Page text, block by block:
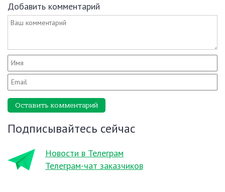
Добавить комментарий
Оставить комментарий
Подписывайтесь сейчас
Новости в Телеграм
Телеграм-чат заказчиков